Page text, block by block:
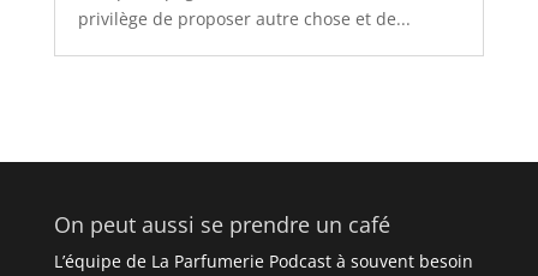
privilège de proposer autre chose et de...
On peut aussi se prendre un café
L’équipe de La Parfumerie Podcast à souvent besoin